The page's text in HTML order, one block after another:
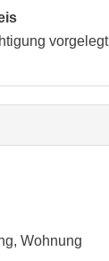
vorgelegt
Wohnung